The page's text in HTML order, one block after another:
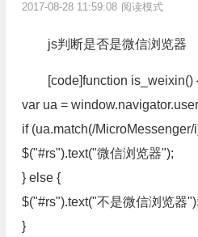
2017-08-28 11:59:08 阅读模式
js判断是否是微信浏览器
[code]function is_weixin()
var ua =
if (ua.match(/
$("#rs").text("微信浏览器");
} else {
$("#rs").text("不是微信浏览器");
}